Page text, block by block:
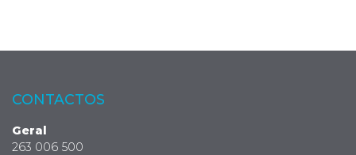
CONTACTOS
Geral
263 006 500